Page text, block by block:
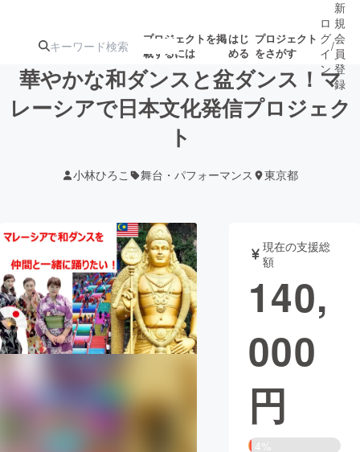
プロジェクトを掲
載するには
はじ
める
プロジェクト
をさがす
注目の新着プロ
テクノロジー・ガジェット
映像・映画 書籍・雑誌
ビジネス・起業 チャレンジ
まちづくり・地域活性化
CAMPFIRE Creation
ロ
グ
イ
ン
/
新
規
会
員
登
録
華やかな和ダンスと盆ダンス！マ
レーシアで日本文化発信プロジェク
ト
小林ひろこ 舞台・パフォーマンス 東京都
現在の支援総
額
140,
000
円
4%